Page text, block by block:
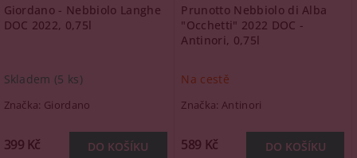
Giordano - Nebbiolo Langhe
DOC 2022, 0,75l
Skladem (5 ks)
Značka: Giordano
399 Kč
Prunotto Nebbiolo di Alba
"Occhetti" 2022 DOC -
Antinori, 0,75l
Na cestě
Značka: Antinori
589 Kč